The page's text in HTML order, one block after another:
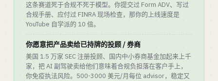
这条赛道死于合规不死于模型。你提交过 Form ADV、写过
合规手册、应付过 FINRA 现场检查，那你的上线速度是
YouTube 自学派的 10 倍。
你愿意把产品卖给已持牌的投顾 / 券商
美国 1.5 万家 SEC 注册投顾、国内中小券商基金加起来上千
家，把 AI 副驾驶卖给他们意味着合规负担落在客户手上，
你免疫执法风险。500-3000 美元/月每位 advisor，稳定又